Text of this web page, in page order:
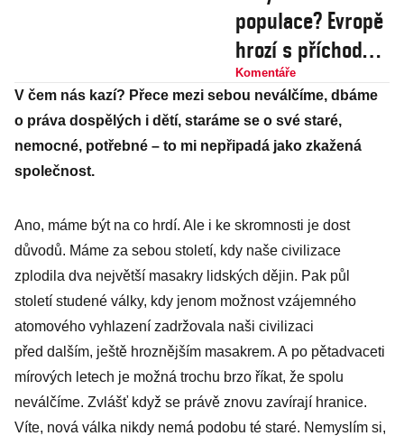
populace? Evropě
hrozí s příchodem
milionů uprchlíků
velký problém
Komentáře
V čem nás kazí? Přece mezi sebou neválčíme, dbáme
o práva dospělých i dětí, staráme se o své staré,
nemocné, potřebné – to mi nepřipadá jako zkažená
spo­lečnost.
Ano, máme být na co hrdí. Ale i ke skromnosti je dost
důvodů. Máme za sebou století, kdy naše civilizace
zplodila dva největší masakry lidských dějin. Pak půl
století studené války, kdy jenom možnost vzájemného
atomového vyhlazení zadržovala naši civilizaci
před dalším, ještě hroznějším masakrem. A po pětadvaceti
mírových letech je možná trochu brzo říkat, že spolu
neválčíme. Zvlášť když se právě znovu zavírají hranice.
Víte, nová válka nikdy nemá podobu té staré. Nemyslím si,